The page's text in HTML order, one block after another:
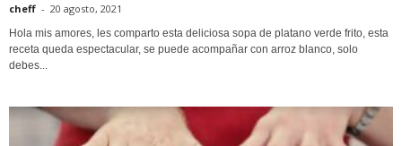
cheff - 20 agosto, 2021
Hola mis amores, les comparto esta deliciosa sopa de platano verde frito, esta
receta queda espectacular, se puede acompañar con arroz blanco, solo
debes...